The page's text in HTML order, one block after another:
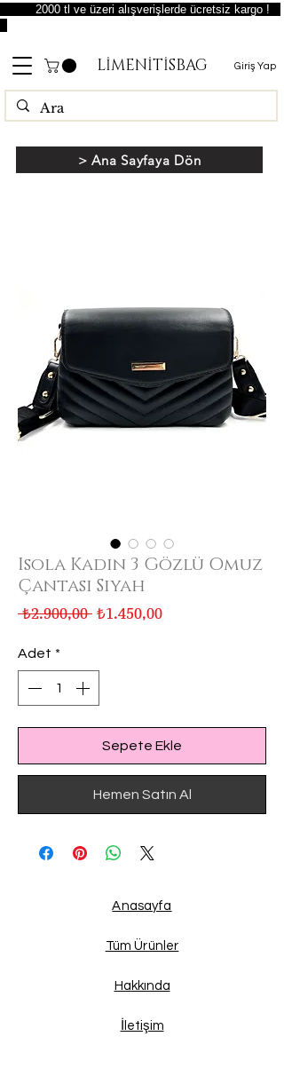
LİMENİTİSBAG Giriş Yap
2000 tl ve üzeri alışverişlerde ücretsiz kargo !
Isola Kadın 3 Gözlü Omuz
Çantası Siyah
₺2.900,00 Normal
₺1.450,00İndirimli
Adet *
Sepete Ekle
Hemen Satın Al
> Ana Sayfaya Dön
Anasayfa
Tüm Ürünler
Hakkında
İletişim